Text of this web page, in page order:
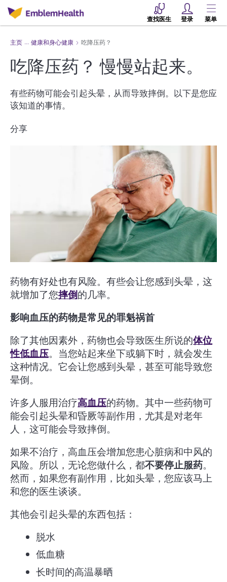
查找医生 登录 菜单
主页 健康和身心健康 吃降压药？
吃降压药？ 慢慢站起来。
有些药物可能会引起头晕，从而导致摔倒。以下是您应
该知道的事情。
分享
药物有好处也有风险。有些会让您感到头晕，这
就增加了您摔倒的几率。
影响血压的药物是常见的罪魁祸首
除了其他因素外，药物也会导致医生所说的体位
性低血压。当您站起来坐下或躺下时，就会发生
这种情况。它会让您感到头晕，甚至可能导致您
晕倒。
许多人服用治疗高血压的药物。其中一些药物可
能会引起头晕和昏厥等副作用，尤其是对老年
人，这可能会导致摔倒。
如果不治疗，高血压会增加您患心脏病和中风的
风险。所以，无论您做什么，都不要停止服药。
然而，如果您有副作用，比如头晕，您应该马上
和您的医生谈谈。
其他会引起头晕的东西包括：
脱水
低血糖
长时间的高温暴晒